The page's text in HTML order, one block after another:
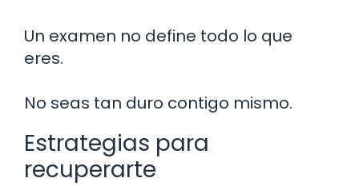
Un examen no define todo lo que
eres.
No seas tan duro contigo mismo.
Estrategias para
recuperarte